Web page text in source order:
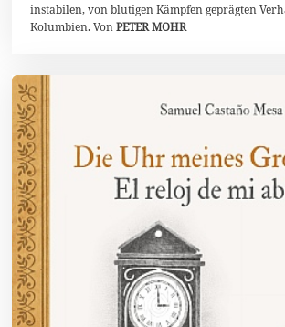
instabilen, von blutigen Kämpfen geprägten
Kolumbien. VonPETER MOHR